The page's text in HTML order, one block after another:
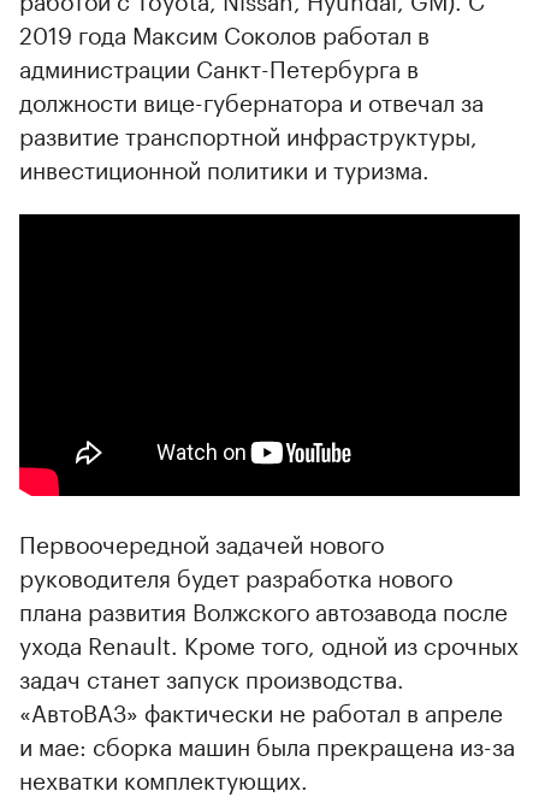
2019 года Максим Соколов работал в
администрации Санкт-Петербурга в
должности вице-губернатора и отвечал за
развитие транспортной инфраструктуры,
инвестиционной политики и туризма.
Первоочередной задачей нового
руководителя будет разработка нового
плана развития Волжского автозавода после
ухода Renault. Кроме того, одной из срочных
задач станет запуск производства.
«АвтоВАЗ» фактически не работал в апреле
и мае: сборка машин была прекращена из-за
нехватки комплектующих.